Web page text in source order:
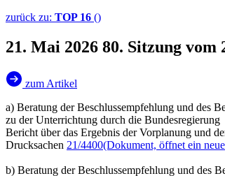
zurück zu: TOP 16 ()
21. Mai 2026 80. Sitzung vom
zum Artikel
a) Beratung der Beschlussempfehlung und des
zu der Unterrichtung durch die Bundesregierung
Bericht über das Ergebnis der Vorplanung und
Drucksachen 21/4400(Dokument, öffnet ein
b) Beratung der Beschlussempfehlung und des